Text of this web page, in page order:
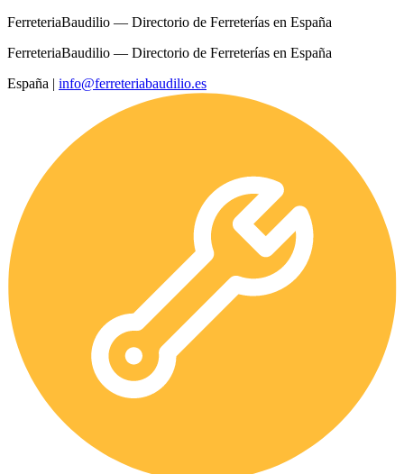
FerreteriaBaudilio — Directorio de Ferreterías en España
FerreteriaBaudilio — Directorio de Ferreterías en España
España | info@ferreteriabaudilio.es